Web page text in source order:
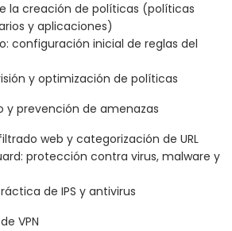
la creación de políticas (políticas
y aplicaciones)
configuración inicial de reglas del
y optimización de políticas
y prevención de amenazas
web y categorización de URL
protección contra virus, malware y
de IPS y antivirus
VPN